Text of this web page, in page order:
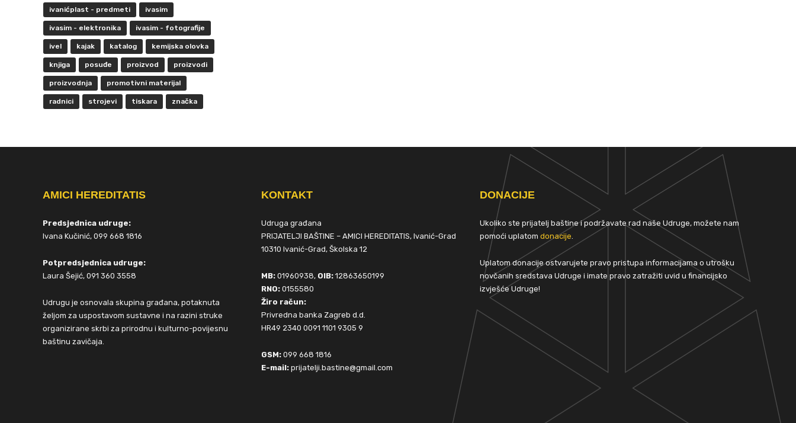
ivanićplast - predmeti ivasim
ivasim - elektronika ivasim - fotografije
ivel kajak katalog kemijska olovka
knjiga posuđe proizvod proizvodi
proizvodnja promotivni materijal
radnici strojevi tiskara značka
AMICI HEREDITATIS
Predsjednica udruge:
Ivana Kučinić, 099 668 1816
Potpredsjednica udruge:
Laura Šejić, 091 360 3558
Udrugu je osnovala skupina građana, potaknuta
željom za uspostavom sustavne i na razini struke
organizirane skrbi za prirodnu i kulturno-povijesnu
baštinu zavičaja.
KONTAKT
Udruga građana
PRIJATELJI BAŠTINE – AMICI HEREDITATIS, Ivanić-Grad
10310 Ivanić-Grad, Školska 12
MB: 01960938, OIB: 12863650199
RNO: 0155580
Žiro račun:
Privredna banka Zagreb d.d.
HR49 2340 0091 1101 9305 9
GSM: 099 668 1816
E-mail: prijatelji.bastine@gmail.com
DONACIJE
Ukoliko ste prijatelj baštine i podržavate rad naše Udruge, možete nam
pomoći uplatom donacije.
Uplatom donacije ostvarujete pravo pristupa informacijama o utrošku
novčanih sredstava Udruge i imate pravo zatražiti uvid u financijsko
izvješće Udruge!